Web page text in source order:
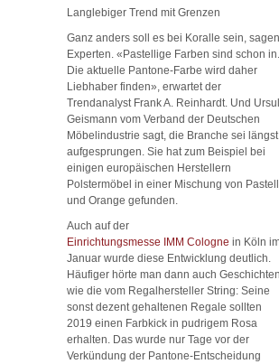
Langlebiger Trend mit Grenzen
Ganz anders soll es bei Koralle sein, sagen
Experten. «Pastellige Farben sind schon in.
Die aktuelle Pantone-Farbe wird daher
Liebhaber finden», erwartet der
Trendanalyst Frank A. Reinhardt. Und
Geismann vom Verband der Deutschen
Möbelindustrie sagt, die Branche sei längst
aufgesprungen. Sie hat zum Beispiel bei
einigen europäischen Herstellern
Polstermöbel in einer Mischung von Pastell
und Orange gefunden.
Auch auf der
Einrichtungsmesse IMM Cologne in Köln
Januar wurde diese Entwicklung deutlich.
Häufiger hörte man dann auch Geschichten
wie die vom Regalhersteller String: Seine
sonst dezent gehaltenen Regale sollten
2019 einen Farbkick in pudrigem Rosa
erhalten. Das wurde nur Tage vor der
Verkündung der Pantone-Entscheidung